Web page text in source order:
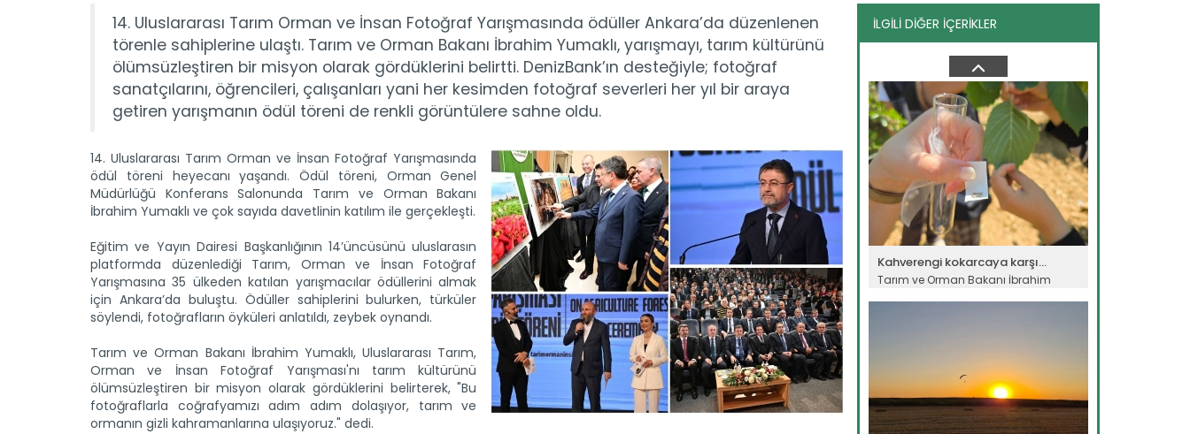
14. Uluslararası Tarım Orman ve İnsan Fotoğraf Yarışmasında ödüller Ankara’da düzenlenen
törenle sahiplerine ulaştı. Tarım ve Orman Bakanı İbrahim Yumaklı, yarışmayı, tarım kültürünü
ölümsüzleştiren bir misyon olarak gördüklerini belirtti. DenizBank’ın desteğiyle; fotoğraf
sanatçılarını, öğrencileri, çalışanları yani her kesimden fotoğraf severleri her yıl bir araya
getiren yarışmanın ödül töreni de renkli görüntülere sahne oldu.
14. Uluslararası Tarım Orman ve İnsan Fotoğraf Yarışmasında
ödül töreni heyecanı yaşandı. Ödül töreni, Orman Genel
Müdürlüğü Konferans Salonunda Tarım ve Orman Bakanı
İbrahim Yumaklı ve çok sayıda davetlinin katılım ile gerçekleşti.
Eğitim ve Yayın Dairesi Başkanlığının 14’üncüsünü uluslarasın
platformda düzenlediği Tarım, Orman ve İnsan Fotoğraf
Yarışmasına 35 ülkeden katılan yarışmacılar ödüllerini almak
için Ankara’da buluştu. Ödüller sahiplerini bulurken, türküler
söylendi, fotoğrafların öyküleri anlatıldı, zeybek oynandı.
Tarım ve Orman Bakanı İbrahim Yumaklı, Uluslararası Tarım,
Orman ve İnsan Fotoğraf Yarışması'nı tarım kültürünü
ölümsüzleştiren bir misyon olarak gördüklerini belirterek, "Bu
fotoğraflarla coğrafyamızı adım adım dolaşıyor, tarım ve
ormanın gizli kahramanlarına ulaşıyoruz." dedi.
İLGİLİ DİĞER İÇERİKLER
TİGEM’den piyasaya ayçiçeği...
Tarım İşletmeleri Genel Müdürlüğü,
piyasa ihtiyacını karşılamak...
Devamını Oku ->
Kahverengi kokarcaya karşı...
Tarım ve Orman Bakanı İbrahim